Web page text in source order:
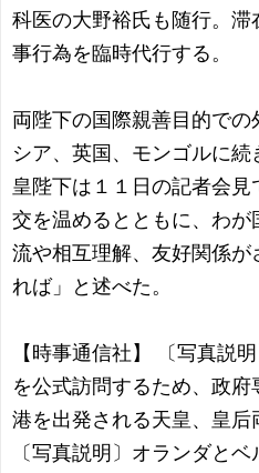
科医の大野裕氏も随行。滞
事行為を臨時代行する。
両陛下の国際親善目的での
シア、英国、モンゴルに
皇陛下は１１日の記者会見
交を温めるとともに、わが
流や相互理解、友好関係が
れば」と述べた。
【時事通信社】 〔写真説
を公式訪問するため、政
港を出発される天皇、皇
〔写真説明〕オランダと